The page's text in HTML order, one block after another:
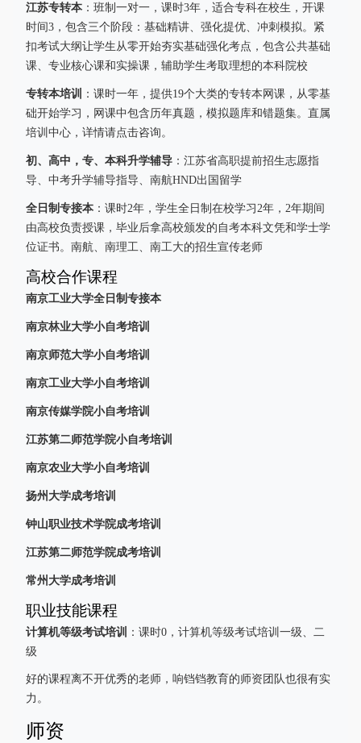
江苏专转本 ：班制一对一，课时3年，适合专科在校生，开课
时间3，包含三个阶段：基础精讲、强化提优、冲刺模拟。紧
扣考试大纲让学生从零开始夯实基础强化考点，包含公共基础
课、专业核心课和实操课，辅助学生考取理想的本科院校
专转本培训
：课时一年，提供19个大类的专转本网课，从零基
础开始学习，网课中包含历年真题，模拟题库和错题集。直属
培训中心，详情请点击咨询。
初、高中，专、本科升学辅导 ：江苏省高职提前招生志愿指
导、中考升学辅导指导、南航HND出国留学
全日制专接本 ：课时2年，学生全日制在校学习2年，2年期间
由高校负责授课，毕业后拿高校颁发的自考本科文凭和学士学
位证书。南航、南理工、南工大的招生宣传老师
高校合作课程
南京工业大学全日制专接本
南京林业大学小自考培训
南京师范大学小自考培训
南京工业大学小自考培训
南京传媒学院小自考培训
江苏第二师范学院小自考培训
南京农业大学小自考培训
扬州大学成考培训
钟山职业技术学院成考培训
江苏第二师范学院成考培训
常州大学成考培训
职业技能课程
计算机等级考试培训
：课时0，计算机等级考试培训一级、二
级
好的课程离不开优秀的老师，响铛铛教育的师资团队也很有实
力。
师资